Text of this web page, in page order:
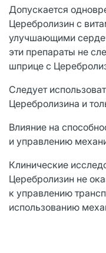
Допускается
Церебролизин с
улучшающими
эти препараты не
шприце с
Следует
Церебролизина и
Влияние на
и управлению
Клинические
Церебролизин не
к управлению
использованию